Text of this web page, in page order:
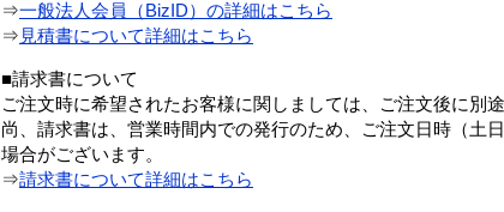
⇒一般法人会員（BizID）の詳細はこちら
⇒ 見積書について詳細はこちら
■請求書について
ご注文時に希望されたお客様に関しましては、ご注文後に別
尚、請求書は、営業時間内での発行のため、ご注文日時（土
場合がございます。
⇒請求書について詳細はこちら